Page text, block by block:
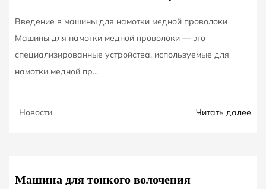
Введение в машины для намотки медной проволоки
Машины для намотки медной проволоки — это
специализированные устройства, используемые для
намотки медной пр...
Новости Читать далее
21
Машина для тонкого волочения